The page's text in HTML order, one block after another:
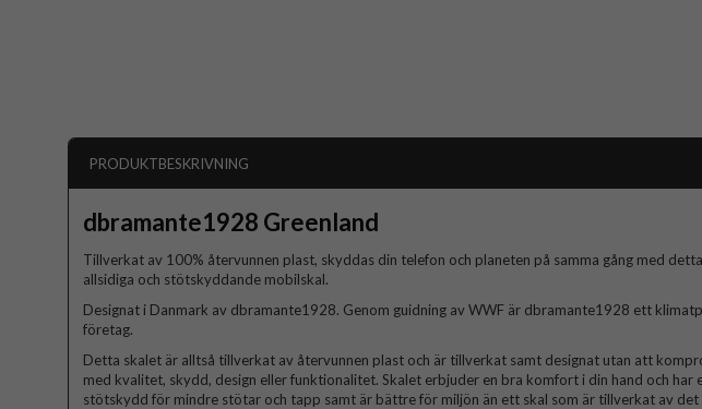
PRODUKTBESKRIVNING
dbramante1928 Greenland
Tillverkat av 100% återvunnen plast, skyddas din telefon och planeten på samma gång med detta
allsidiga och stötskyddande mobilskal.
Designat i Danmark av dbramante1928. Genom guidning av WWF är dbramante1928 ett
företag.
Detta skalet är alltså tillverkat av återvunnen plast och är tillverkat samt designat utan att
med kvalitet, skydd, design eller funktionalitet. Skalet erbjuder en bra komfort i din hand och har
stötskydd för mindre stötar och tapp samt är bättre för miljön än ett skal som är tillverkat av det